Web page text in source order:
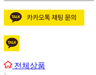
전체상품